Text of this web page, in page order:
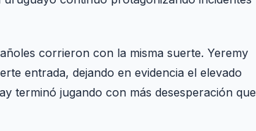
corrieron con la misma suerte. Yeremy
entrada, dejando en evidencia el elevado
terminó jugando con más desesperación que